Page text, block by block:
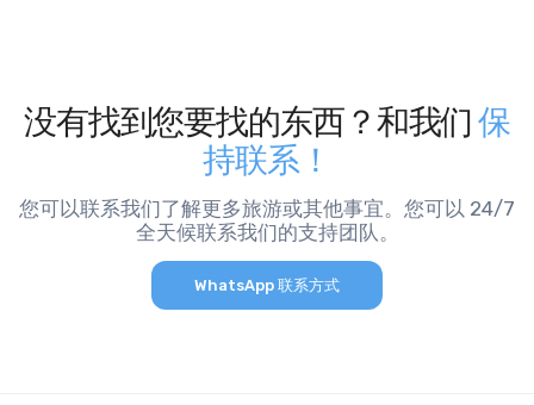
没有找到您要找的东西？和我们保
持联系！
您可以联系我们了解更多旅游或其他事宜。您可以 24/7
全天候联系我们的支持团队。
WhatsApp 联系方式